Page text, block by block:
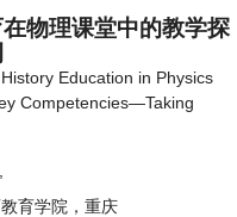
物理课堂中的教学探
Education in Physics
Competencies—Taking
育学院，重庆